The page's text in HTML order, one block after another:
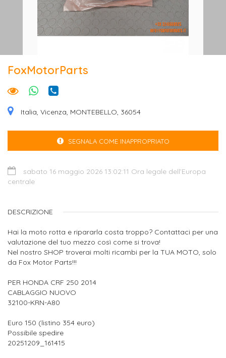
FoxMotorParts
Italia, Vicenza, MONTEBELLO, 36054
SEGNALA COME INAPPROPRIATO
sabato 16 maggio 2026 13:02:11 Ora legale dell’Europa
centrale
DESCRIZIONE
Hai la moto rotta e ripararla costa troppo? Contattaci per una
valutazione del tuo mezzo così come si trova!
Nel nostro SHOP troverai molti ricambi per la TUA MOTO, solo
da Fox Motor Parts!!!
PER HONDA CRF 250 2014
CABLAGGIO NUOVO
32100-KRN-A80
Euro 150 (listino 354 euro)
Possibile spedire
20251209_161415